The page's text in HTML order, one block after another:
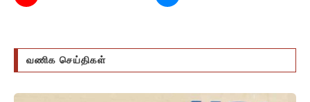
வணிக செய்திகள்